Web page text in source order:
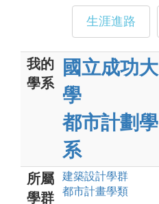
生涯進路
我的
學系
國立成功大
學
都市計劃學
系
所屬
學群
建築設計學群
都市計畫學類